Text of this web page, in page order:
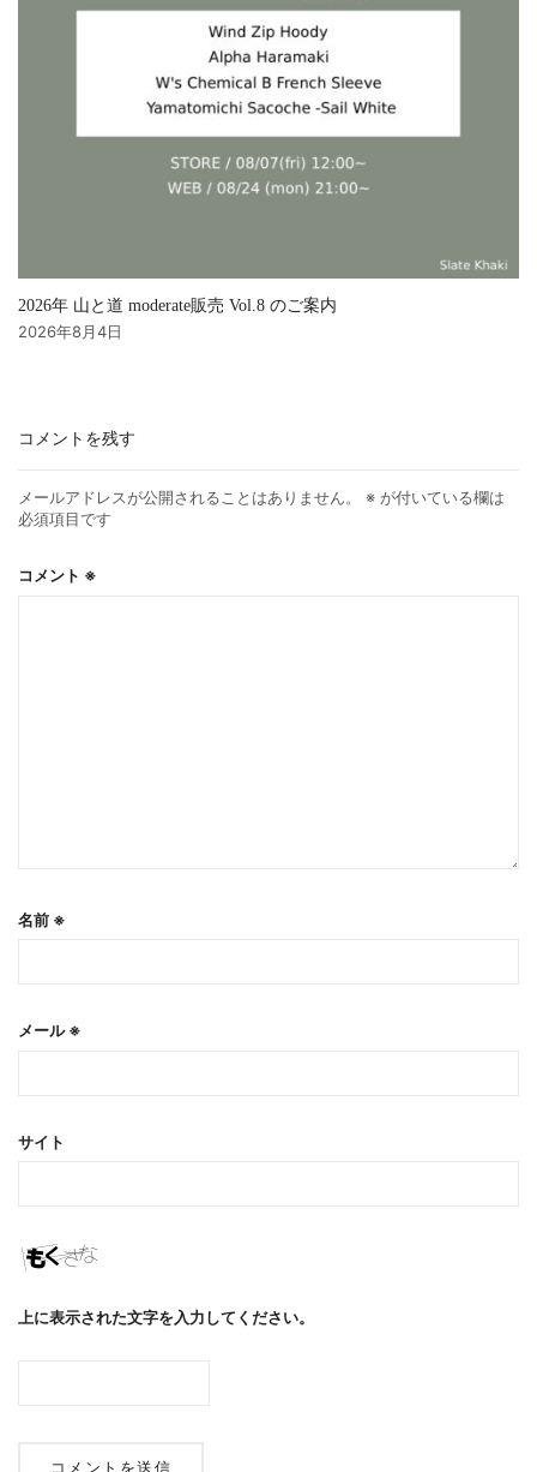
2026年 山と道 moderate販売 Vol.8 のご案内
2026年8月4日
コメントを残す
メールアドレスが公開されることはありません。 ※ が付いている欄は
必須項目です
コメント ※
名前 ※
メール※
サイト
上に表示された文字を入力してください。